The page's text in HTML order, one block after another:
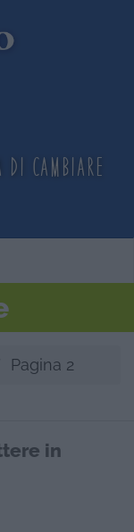
di cambiare
Pagina 2
in